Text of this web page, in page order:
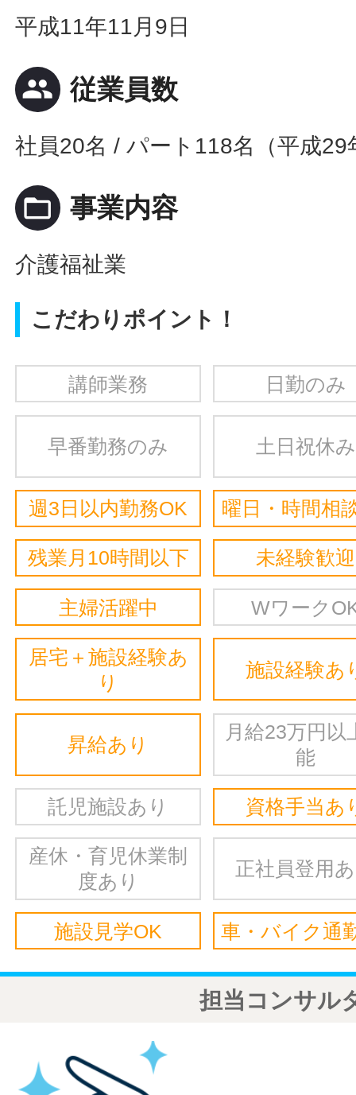
平成11年11月9日
people 従業員数
社員20名 / パート118名（平成29
folder_open 事業内容
介護福祉業
こだわりポイント！
講師業務 日勤のみ
早番勤務のみ 土日祝休み
週3日以内勤務OK 曜日・時間相
残業月10時間以下 未経験歓迎
主婦活躍中 Wワーク
居宅＋施設経験あ
り
施設経験あ
昇給あり
月給23万円以
能
託児施設あり 資格手当あ
産休・育児休業制
度あり
正社員登用
施設見学OK 車・バイク通
担当コンサル